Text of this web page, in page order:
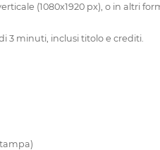
(1080x1920 px), o in altri
3 minuti, inclusi titolo e crediti.